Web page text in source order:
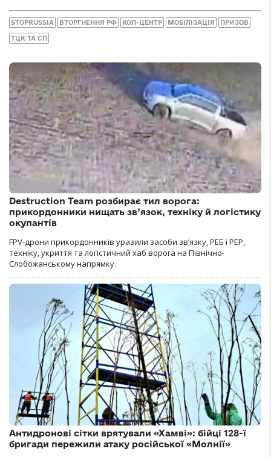
STOPRUSSIA ВТОРГНЕННЯ РФ КОЛ-ЦЕНТР МОБІЛІЗАЦІЯ ПРИЗОВ
ТЦК ТА СП
Destruction Team розбирає тил ворога:
прикордонники нищать зв’язок, техніку й логістику
окупантів
FPV-дрони прикордонників уразили засоби зв’язку, РЕБ і РЕР,
техніку, укриття та логістичний хаб ворога на Північно-
Слобожанському напрямку.
Антидронові сітки врятували «Хамві»: бійці 128-ї
бригади пережили атаку російської «Молнії»